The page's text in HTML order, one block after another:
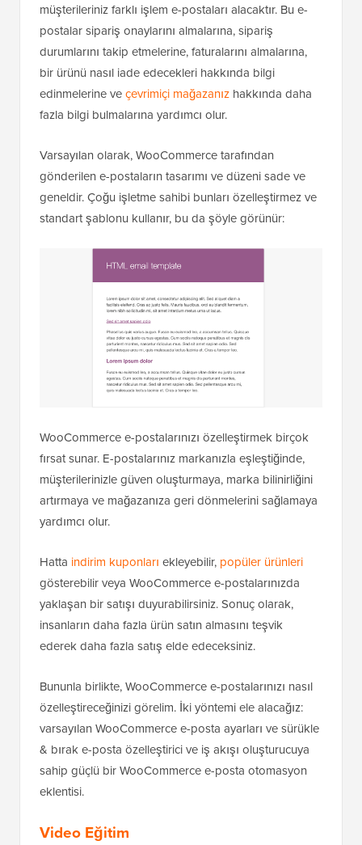
müşterileriniz farklı işlem e-postaları alacaktır. Bu e-
postalar sipariş onaylarını almalarına, sipariş
durumlarını takip etmelerine, faturalarını almalarına,
bir ürünü nasıl iade edecekleri hakkında bilgi
edinmelerine veçevrimiçi mağazanız hakkında daha
fazla bilgi bulmalarına yardımcı olur.
Varsayılan olarak, WooCommerce tarafından
gönderilen e-postaların tasarımı ve düzeni sade ve
geneldir. Çoğu işletme sahibi bunları özelleştirmez ve
standart şablonu kullanır, bu da şöyle görünür:
WooCommerce e-postalarınızı özelleştirmek birçok
fırsat sunar. E-postalarınız markanızla eşleştiğinde,
müşterilerinizle güven oluşturmaya, marka bilinirliğini
artırmaya ve mağazanıza geri dönmelerini sağlamaya
yardımcı olur.
Hatta indirim kuponları ekleyebilir, popüler ürünleri
gösterebilir veya WooCommerce e-postalarınızda
yaklaşan bir satışı duyurabilirsiniz. Sonuç olarak,
insanların daha fazla ürün satın almasını teşvik
ederek daha fazla satış elde edeceksiniz.
Bununla birlikte, WooCommerce e-postalarınızı nasıl
özelleştireceğinizi görelim. İki yöntemi ele alacağız:
varsayılan WooCommerce e-posta ayarları ve sürükle
& bırak e-posta özelleştirici ve iş akışı oluşturucuya
sahip güçlü bir WooCommerce e-posta otomasyon
eklentisi.
Video Eğitim